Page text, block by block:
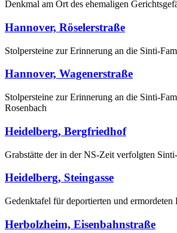
Denkmal am Ort des ehemaligen
Hannover, Röselerstraße
Stolpersteine zur Erinnerung an die Sinti-
Hannover, Wagenerstraße
Stolpersteine zur Erinnerung an die Sinti-
Rosenbach
Heidelberg, Bergfriedhof
Grabstätte der in der NS-Zeit verfolgten
Heidelberg, Steingasse
Gedenktafel für deportierten und ermordeten
Herbolzheim, Eisenbahnstraße